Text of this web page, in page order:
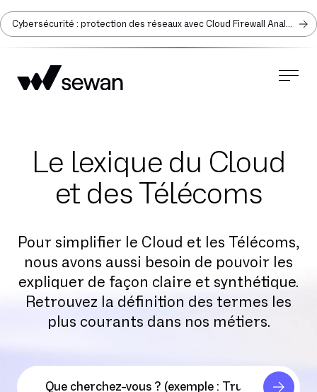
Cybersécurité : protection des réseaux avec Cloud Firewall Analyzer
Le lexique du Cloud
et des Télécoms
Pour simplifier le Cloud et les Télécoms,
nous avons aussi besoin de pouvoir les
expliquer de façon claire et synthétique.
Retrouvez la définition des termes les
plus courants dans nos métiers.